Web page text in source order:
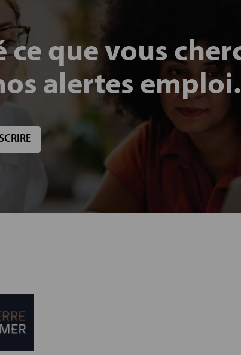
que vous
alertes emploi.